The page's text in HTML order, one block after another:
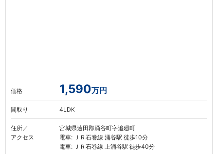
価格 1,590万円
間取り 4LDK
住所／
アクセス
宮城県遠田郡涌谷町字追廻町
電車: ＪＲ石巻線 涌谷駅 徒歩10分
電車: ＪＲ石巻線 上涌谷駅 徒歩40分